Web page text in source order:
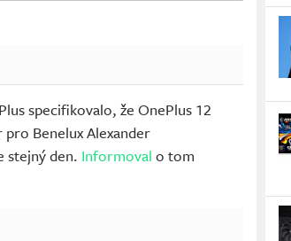
specifikovalo, že OnePlus 12
Benelux Alexander
stejný den. Informoval o tom